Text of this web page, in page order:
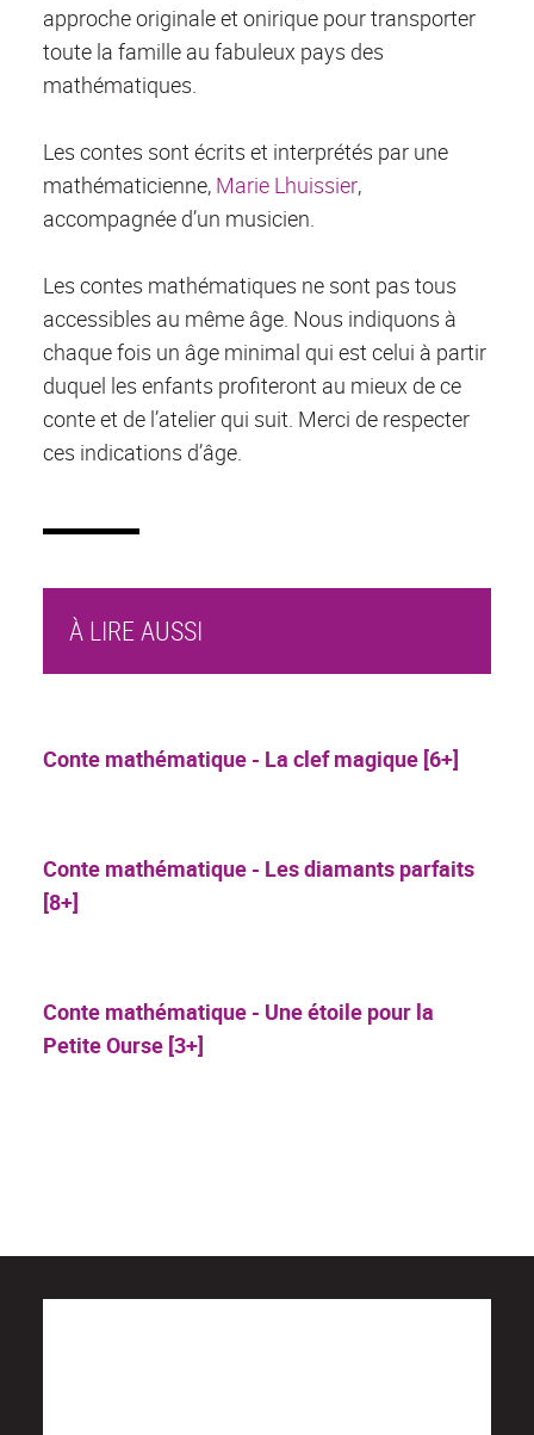
approche originale et onirique pour transporter
toute la famille au fabuleux pays des
mathématiques.
Les contes sont écrits et interprétés par une
mathématicienne, Marie Lhuissier,
accompagnée d’un musicien.
Les contes mathématiques ne sont pas tous
accessibles au même âge. Nous indiquons à
chaque fois un âge minimal qui est celui à partir
duquel les enfants profiteront au mieux de ce
conte et de l’atelier qui suit. Merci de respecter
ces indications d’âge.
À LIRE AUSSI
Conte mathématique - La clef magique [6+]
Conte mathématique - Les diamants parfaits
[8+]
Conte mathématique - Une étoile pour la
Petite Ourse [3+]